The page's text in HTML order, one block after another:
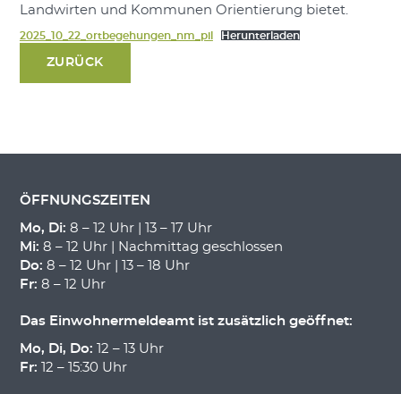
Landwirten und Kommunen Orientierung bietet.
2025_10_22_ortbegehungen_nm_pil Herunterladen
ZURÜCK
ÖFFNUNGSZEITEN
Mo, Di: 8 – 12 Uhr | 13 – 17 Uhr
Mi: 8 – 12 Uhr | Nachmittag geschlossen
Do: 8 – 12 Uhr | 13 – 18 Uhr
Fr: 8 – 12 Uhr
Das Einwohnermeldeamt ist zusätzlich geöffnet:
Mo, Di, Do: 12 – 13 Uhr
Fr: 12 – 15:30 Uhr